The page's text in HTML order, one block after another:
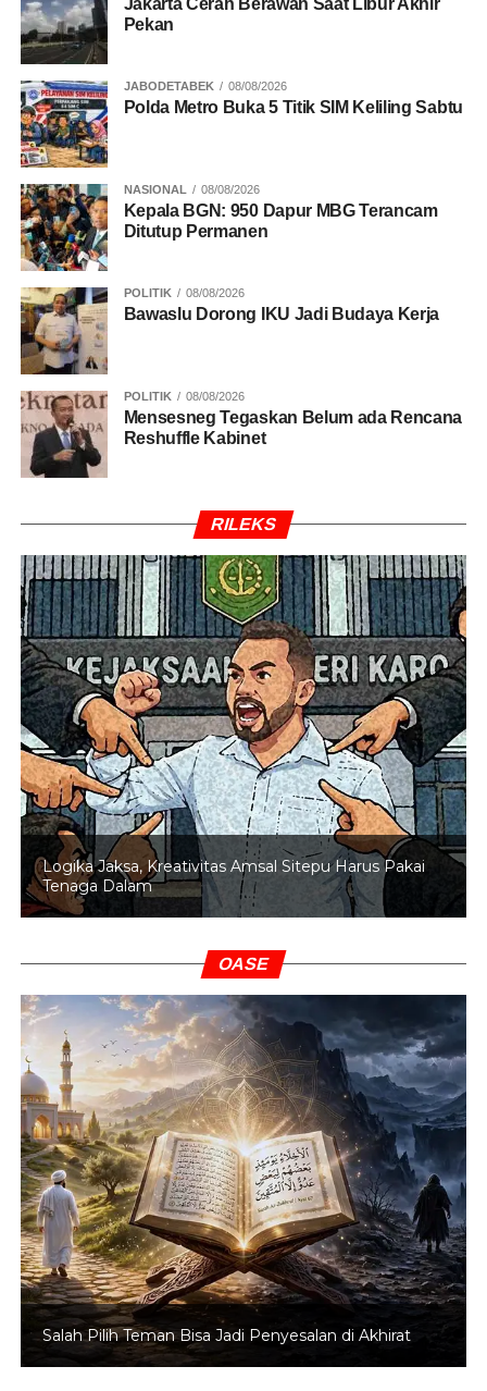
Pekan
JABODETABEK 08/08/2026
Polda Metro Buka 5 Titik SIM Keliling Sabtu
NASIONAL 08/08/2026
Kepala BGN: 950 Dapur MBG Terancam
Ditutup Permanen
POLITIK 08/08/2026
Bawaslu Dorong IKU Jadi Budaya Kerja
POLITIK 08/08/2026
Mensesneg Tegaskan Belum ada Rencana
Reshuffle Kabinet
RILEKS
Logika Jaksa, Kreativitas Amsal Sitepu Harus Pakai
Tenaga Dalam
OASE
Salah Pilih Teman Bisa Jadi Penyesalan di Akhirat